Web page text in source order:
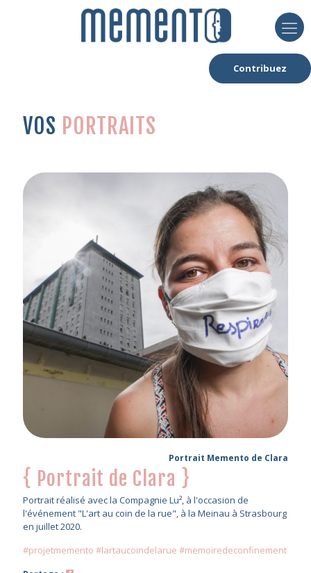
Contribuez
VOS PORTRAITS
Portrait Memento de Clara
{ Portrait de Clara }
Portrait réalisé avec la Compagnie Lu², à l'occasion de
l'événement "L'art au coin de la rue", à la Meinau à Strasbourg
en juillet 2020.
#projetmemento #lartaucoindelarue #memoiredeconfinement